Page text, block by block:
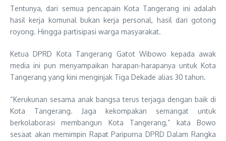
Tentunya, dari semua pencapain Kota Tangerang ini adalah
hasil kerja komunal bukan kerja personal, hasil dari gotong
royong. Hingga partisipasi warga masyarakat.
Ketua DPRD Kota Tangerang Gatot Wibowo kepada awak
media ini pun menyampaikan harapan-harapanya untuk Kota
Tangerang yang kini menginjak Tiga Dekade alias 30 tahun.
“Kerukunan sesama anak bangsa terus terjaga dengan baik di
Kota Tangerang. Jaga kekompakan semangat untuk
berkolaborasi membangun Kota Tangerang,” kata Bowo
sesaat akan memimpin Rapat Paripurna DPRD Dalam Rangka